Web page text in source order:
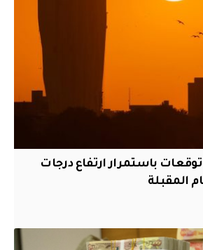
باستمرار ارتفاع درجات
المقبلة